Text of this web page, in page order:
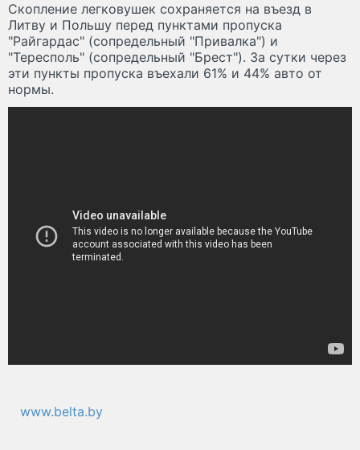
Скопление легковушек сохраняется на въезд в
Литву и Польшу перед пунктами пропуска
"Райгардас" (сопредельный "Привалка") и
"Тересполь" (сопредельный "Брест"). За сутки через
эти пункты пропуска въехали 61% и 44% авто от
нормы.
www.belta.by